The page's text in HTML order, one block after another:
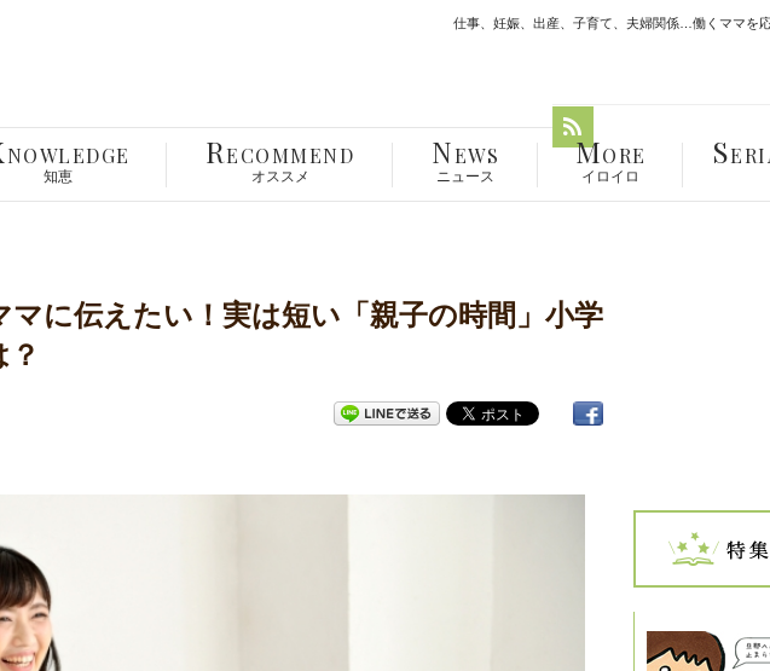
仕事、妊娠、出産、子育て、夫婦関係…働くママを応
NOWLEDGE
知恵
RECOMMEND
オススメ
NEWS
ニュース
MORE
イロイロ
S
に伝えたい！実は短い「親子の時間」小学